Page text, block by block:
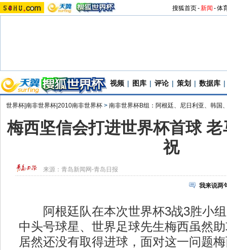
搜狐首页-新闻 -体
视频 | 图库 | 评论 | 策划 | 数据库 |
世界杯|南非世界杯|2010南非世界杯 > 南非世界杯B组：阿根廷、尼日利亚、韩国
梅西坚信会打进世界杯首球
祝
来源： 青岛新闻网-青岛日报
我来说两
阿根廷队在本次世界杯3战3胜小组
中头号球星、世界足球先生梅西虽然
居然还没有取得进球，面对这一问题